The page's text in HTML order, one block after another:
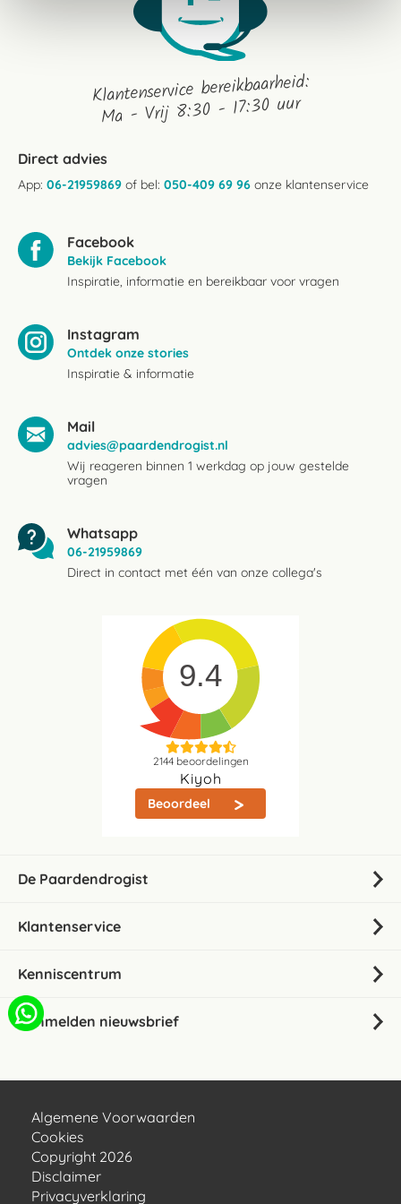
Klantenservice bereikbaarheid:
Ma - Vrij 8:30 - 17:30 uur
Direct advies
App: 06-21959869 of bel: 050-409 69 96 onze klantenservice
Facebook
Bekijk Facebook
Inspiratie, informatie en bereikbaar voor vragen
Instagram
Ontdek onze stories
Inspiratie & informatie
Mail
advies@paardendrogist.nl
Wij reageren binnen 1 werkdag op jouw gestelde
vragen
Whatsapp
06-21959869
Direct in contact met één van onze collega's
9.4
2144beoordelingen
Kiyoh
Beoordeel
De Paardendrogist
Klantenservice
Kenniscentrum
Aanmelden nieuwsbrief
Algemene Voorwaarden
Cookies
Copyright 2026
Disclaimer
Privacyverklaring